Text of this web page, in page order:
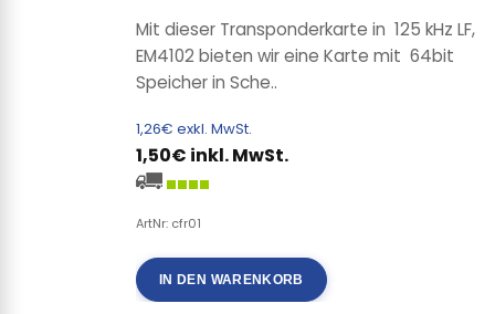
Mit dieser Transponderkarte in 125 kHz LF,
EM4102 bieten wir eine Karte mit 64bit
Speicher in Sche..
1,26€ exkl. MwSt.
1,50€ inkl. MwSt.
ArtNr: cfr01
IN DEN WARENKORB